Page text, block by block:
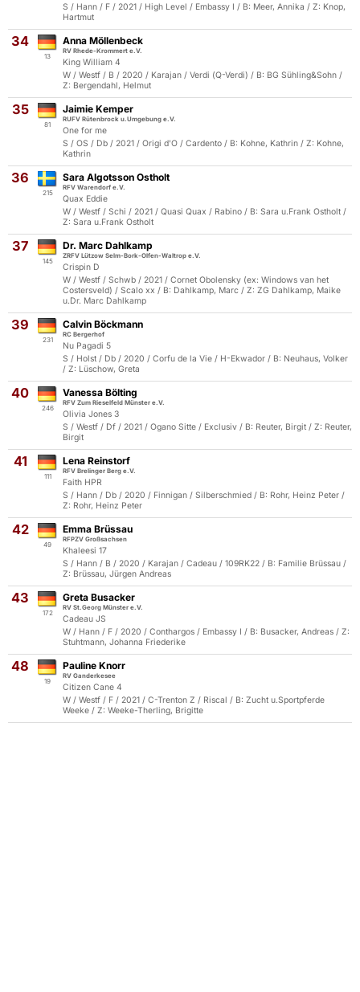
S / Hann / F / 2021 / High Level / Embassy I / B: Meer, Annika / Z: Knop,
Hartmut
34
13
Anna Möllenbeck
RV Rhede-Krommert e.V.
King William 4
W / Westf / B / 2020 / Karajan / Verdi (Q-Verdi) / B: BG Sühling&Sohn /
Z: Bergendahl, Helmut
35
81
Jaimie Kemper
RUFV Rütenbrock u.Umgebung e.V.
One for me
S / OS / Db / 2021 / Origi d'O / Cardento / B: Kohne, Kathrin / Z: Kohne,
Kathrin
36
215
Sara Algotsson Ostholt
RFV Warendorf e.V.
Quax Eddie
W / Westf / Schi / 2021 / Quasi Quax / Rabino / B: Sara u.Frank Ostholt /
Z: Sara u.Frank Ostholt
37
145
Dr. Marc Dahlkamp
ZRFV Lützow Selm-Bork-Olfen-Waltrop e.V.
Crispin D
W / Westf / Schwb / 2021 / Cornet Obolensky (ex: Windows van het
Costersveld) / Scalo xx / B: Dahlkamp, Marc / Z: ZG Dahlkamp, Maike
u.Dr. Marc Dahlkamp
39
231
Calvin Böckmann
RC Bergerhof
Nu Pagadi 5
S / Holst / Db / 2020 / Corfu de la Vie / H-Ekwador / B: Neuhaus, Volker
/ Z: Lüschow, Greta
40
246
Vanessa Bölting
RFV Zum Rieselfeld Münster e.V.
Olivia Jones 3
S / Westf / Df / 2021 / Ogano Sitte / Exclusiv / B: Reuter, Birgit / Z: Reuter,
Birgit
41
111
Lena Reinstorf
RFV Brelinger Berg e.V.
Faith HPR
S / Hann / Db / 2020 / Finnigan / Silberschmied / B: Rohr, Heinz Peter /
Z: Rohr, Heinz Peter
42
49
Emma Brüssau
RFPZV Großsachsen
Khaleesi 17
S / Hann / B / 2020 / Karajan / Cadeau / 109RK22 / B: Familie Brüssau /
Z: Brüssau, Jürgen Andreas
43
172
Greta Busacker
RV St.Georg Münster e.V.
Cadeau JS
W / Hann / F / 2020 / Conthargos / Embassy I / B: Busacker, Andreas / Z:
Stuhtmann, Johanna Friederike
48
19
Pauline Knorr
RV Ganderkesee
Citizen Cane 4
W / Westf / F / 2021 / C-Trenton Z / Riscal / B: Zucht u.Sportpferde
Weeke / Z: Weeke-Therling, Brigitte